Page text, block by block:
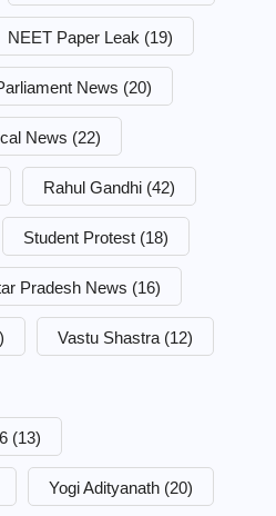
NEET Paper Leak (19)
News (20)
News (22)
Rahul Gandhi (42)
Student Protest (18)
Pradesh News (16)
Vastu Shastra (12)
(13)
Yogi Adityanath (20)